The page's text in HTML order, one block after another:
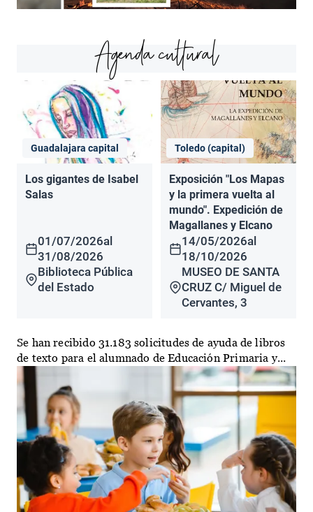
Agenda cultural
Guadalajara capital
Los gigantes de Isabel
Salas
01/07/2026al
31/08/2026
Biblioteca Pública
del Estado
Toledo (capital)
Exposición "Los Mapas
y la primera vuelta al
mundo". Expedición de
Magallanes y Elcano
14/05/2026al
18/10/2026
MUSEO DE SANTA
CRUZ C/ Miguel de
Cervantes, 3
Se han recibido 31.183 solicitudes de ayuda de libros
de texto para el alumnado de Educación Primaria y...